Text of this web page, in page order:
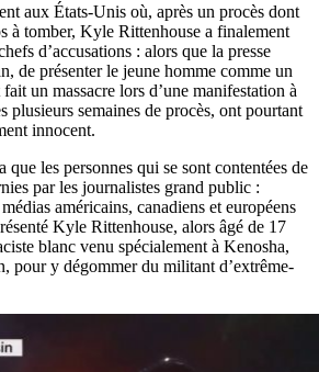
aux États-Unis où, après un procès dont
à tomber, Kyle Rittenhouse a finalement
d’accusations : alors que la presse
de présenter le jeune homme comme un
un massacre lors d’une manifestation à
plusieurs semaines de procès, ont pourtant
innocent.
que les personnes qui se sont contentées de
par les journalistes grand public :
américains, canadiens et européens
Kyle Rittenhouse, alors âgé de 17
blanc venu spécialement à Kenosha,
pour y dégommer du militant d’extrême-